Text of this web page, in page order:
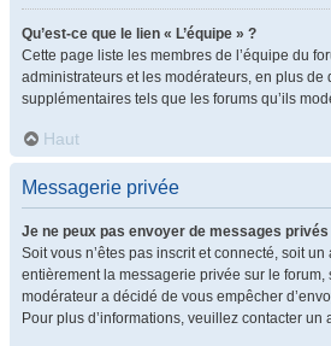
Qu’est-ce que le lien « L’équipe » ?
Cette page liste les membres de l’équipe du
administrateurs et les modérateurs, en plus de
supplémentaires tels que les forums qu’ils
Haut
Messagerie privée
Je ne peux pas envoyer de messages privés
Soit vous n’êtes pas inscrit et connecté, soit
entièrement la messagerie privée sur le forum,
modérateur a décidé de vous empêcher
Pour plus d’informations, veuillez contacter un